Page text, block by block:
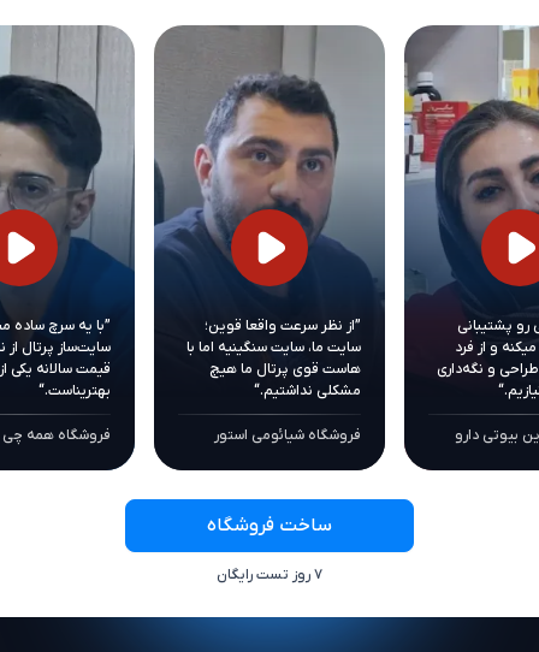
رو پشتیبانی
و از فرد
طراحی و نگه‌داری
بیوتی دارو
”از نظر سرعت واقعا قوین؛
سایت ما، سایت سنگینیه اما با
هاست‌ قوی پرتال ما هیچ
مشکلی نداشتیم.“
فروشگاه شیائومی استور
”با یه سرچ ساده
سایت‌ساز پرتال از
قیمت سالانه یکی از
بهتریناست.“
فروشگاه همه‌ چی
ساخت فروشگاه
۷ روز تست رایگان